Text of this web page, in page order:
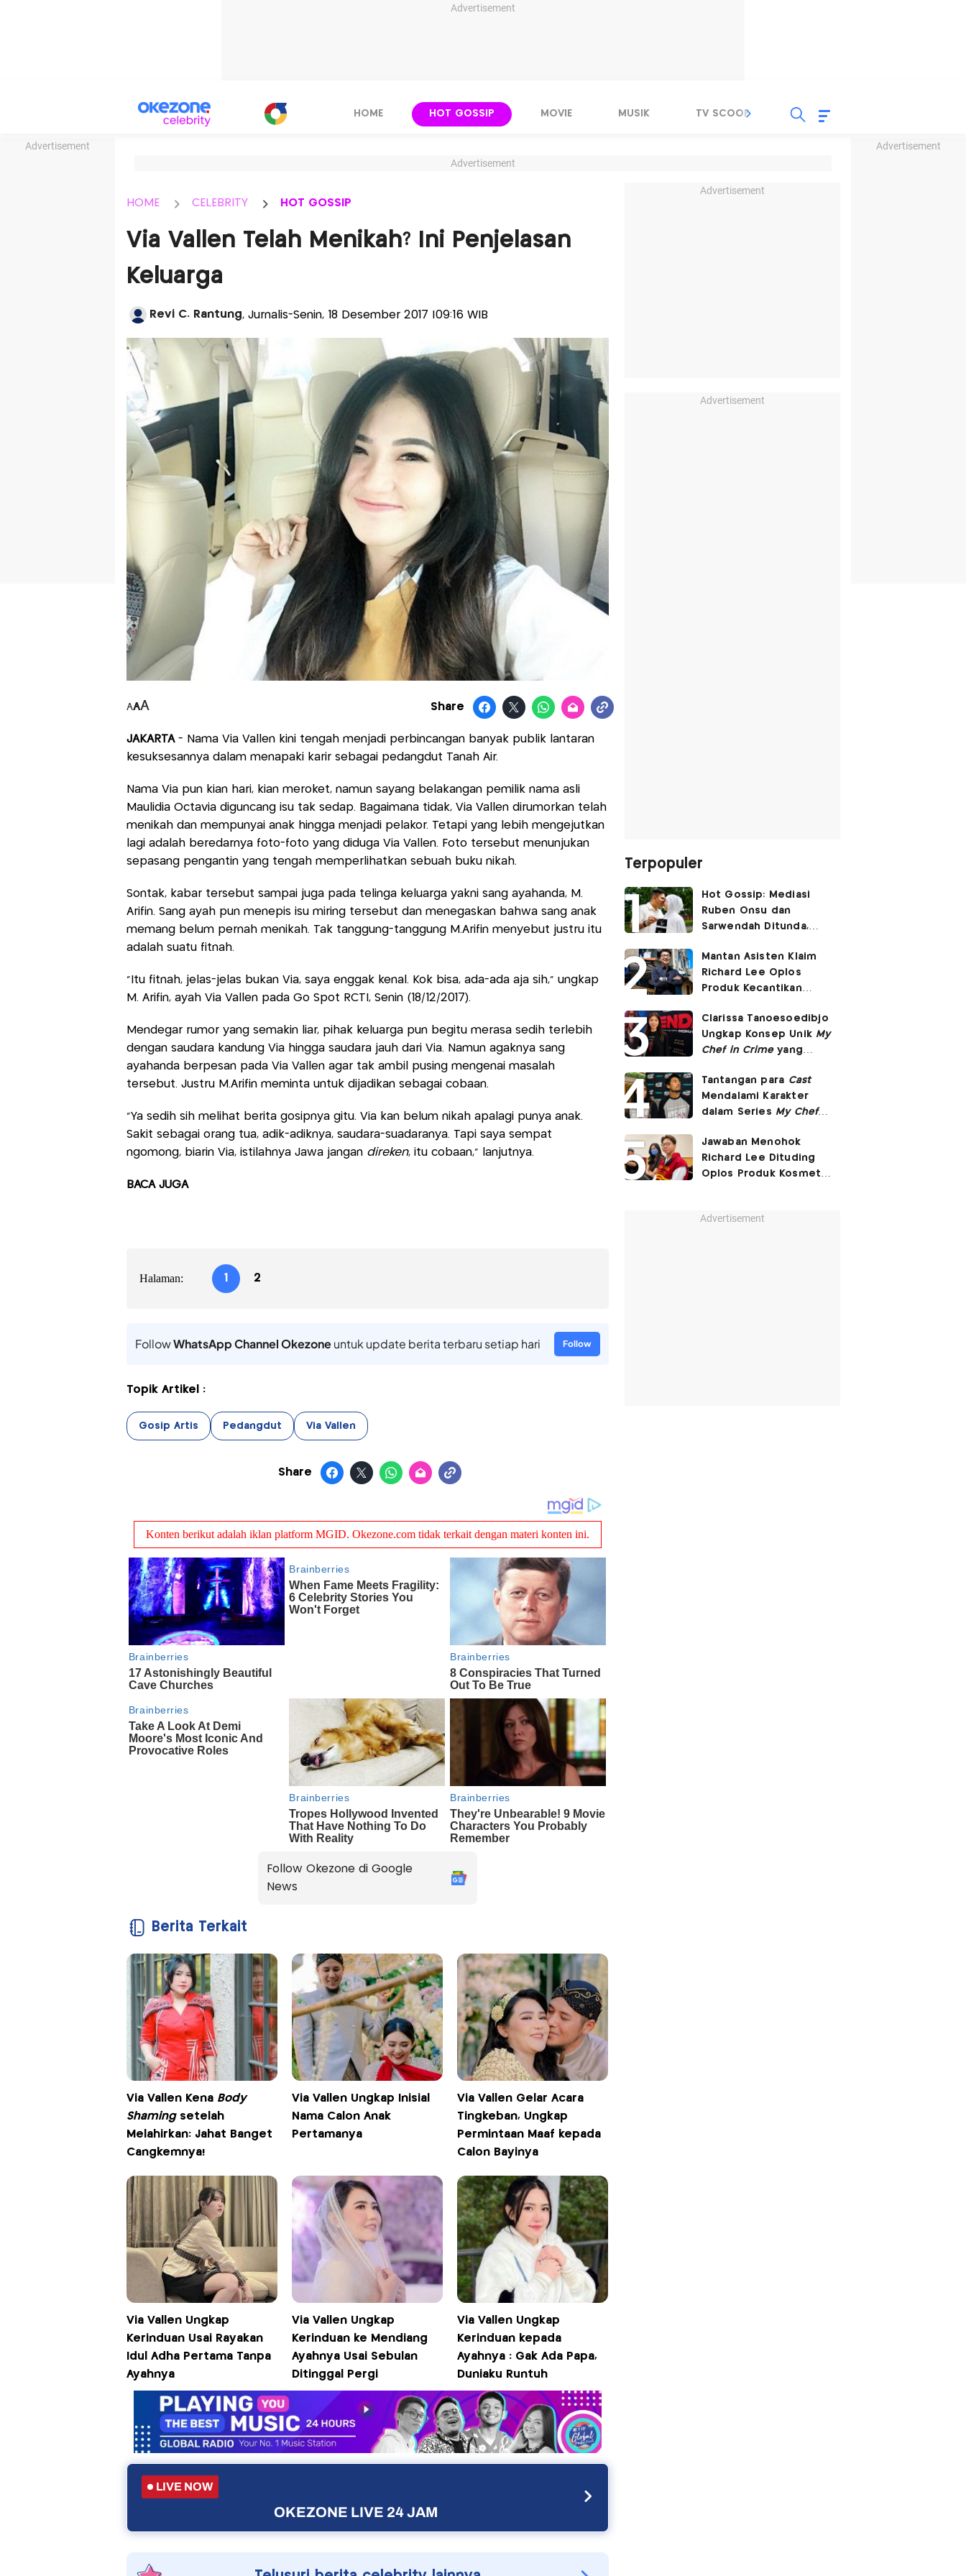
Advertisement
Advertisement Advertisement
HOME HOT GOSSIP MOVIE MUSIK TV SCOOP LIRIK
Advertisement
HOME CELEBRITY HOT GOSSIP
Via Vallen Telah Menikah? Ini Penjelasan
Keluarga
Revi C. Rantung, Jurnalis-Senin, 18 Desember 2017 |09:16 WIB
AAA Share
JAKARTA- Nama Via Vallen kini tengah menjadi perbincangan banyak publik lantaran
kesuksesannya dalam menapaki karir sebagai pedangdut Tanah Air.
Nama Via pun kian hari, kian meroket, namun sayang belakangan pemilik nama asli
Maulidia Octavia diguncang isu tak sedap. Bagaimana tidak, Via Vallen dirumorkan telah
menikah dan mempunyai anak hingga menjadi pelakor. Tetapi yang lebih mengejutkan
lagi adalah beredarnya foto-foto yang diduga Via Vallen. Foto tersebut menunjukan
sepasang pengantin yang tengah memperlihatkan sebuah buku nikah.
Sontak, kabar tersebut sampai juga pada telinga keluarga yakni sang ayahanda, M.
Arifin. Sang ayah pun menepis isu miring tersebut dan menegaskan bahwa sang anak
memang belum pernah menikah. Tak tanggung-tanggung M.Arifin menyebut justru itu
adalah suatu fitnah.
"Itu fitnah, jelas-jelas bukan Via, saya enggak kenal. Kok bisa, ada-ada aja sih," ungkap
M. Arifin, ayah Via Vallen pada Go Spot RCTI, Senin (18/12/2017).
Mendegar rumor yang semakin liar, pihak keluarga pun begitu merasa sedih terlebih
dengan saudara kandung Via hingga saudara jauh dari Via. Namun agaknya sang
ayahanda berpesan pada Via Vallen agar tak ambil pusing mengenai masalah
tersebut. Justru M.Arifin meminta untuk dijadikan sebagai cobaan.
"Ya sedih sih melihat berita gosipnya gitu. Via kan belum nikah apalagi punya anak.
Sakit sebagai orang tua, adik-adiknya, saudara-suadaranya. Tapi saya sempat
ngomong, biarin Via, istilahnya Jawa jangan direken, itu cobaan," lanjutnya.
BACA JUGA
Halaman: 1 2
FollowWhatsApp Channel Okezoneuntuk update berita terbaru setiap hari Follow
Topik Artikel :
Gosip Artis Pedangdut Via Vallen
Share
Follow Okezone di Google
News
Berita Terkait
Via Vallen Kena Body
Shamingsetelah
Melahirkan: Jahat Banget
Cangkemnya!
Via Vallen Ungkap Inisial
Nama Calon Anak
Pertamanya
Via Vallen Gelar Acara
Tingkeban, Ungkap
Permintaan Maaf kepada
Calon Bayinya
Via Vallen Ungkap
Kerinduan Usai Rayakan
Idul Adha Pertama Tanpa
Ayahnya
Via Vallen Ungkap
Kerinduan ke Mendiang
Ayahnya Usai Sebulan
Ditinggal Pergi
Via Vallen Ungkap
Kerinduan kepada
Ayahnya : Gak Ada Papa,
Duniaku Runtuh
LIVE NOW
OKEZONE LIVE 24 JAM
Advertisement
Advertisement
Terpopuler
Hot Gossip: Mediasi
Ruben Onsu dan
Sarwendah Ditunda,
Ketiga
Mantan Asisten Klaim
Richard Lee Oplos
Produk Kecantikan
ke Ani-Ani
Clarissa Tanoesoedibjo
Ungkap Konsep Unik My
Chef in Crimeyang
Lain
Tantangan para Cast
Mendalami Karakter
dalam Series My Chef in
Jawaban Menohok
Richard Lee Dituding
Oplos Produk Kosmetik
Advertisement